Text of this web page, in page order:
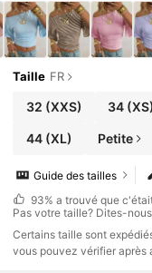
Taille FR
32 (XXS) 34 (XS)
44(XL) Petite
Guide des tailles
93% a trouvé que
Pas votre taille? Dites-nous
​Certains taille sont
vous pouvez vérifier après